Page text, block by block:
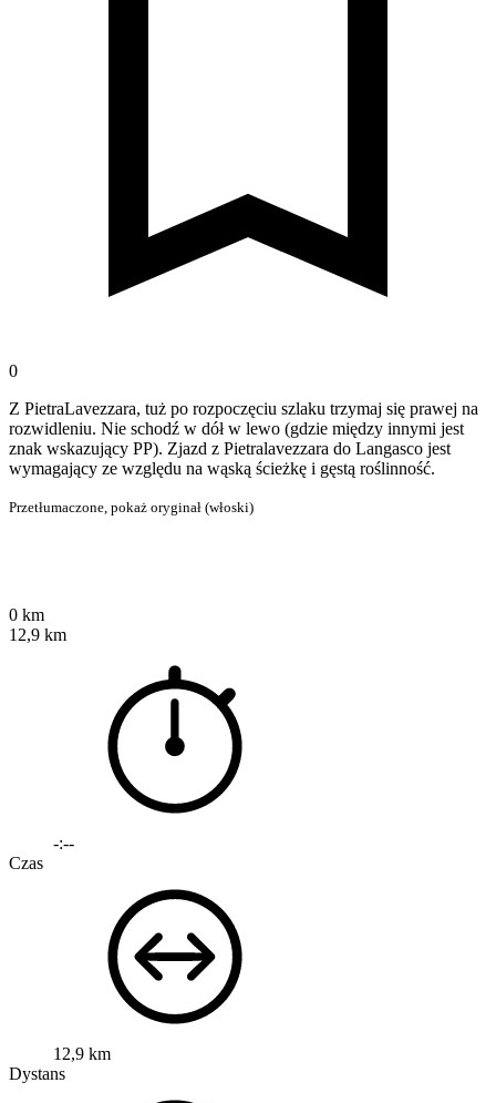
0
Z PietraLavezzara, tuż po rozpoczęciu szlaku trzymaj się prawej na
rozwidleniu. Nie schodź w dół w lewo (gdzie między innymi jest
znak wskazujący PP). Zjazd z Pietralavezzara do Langasco jest
wymagający ze względu na wąską ścieżkę i gęstą roślinność.
Przetłumaczone, pokaż oryginał (włoski)
0 km
12,9 km
-:--
Czas
12,9 km
Dystans